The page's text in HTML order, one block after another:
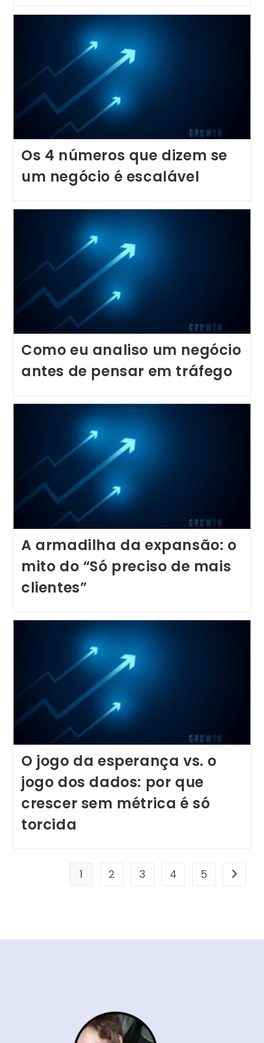
Os 4 números que dizem se
um negócio é escalável
Como eu analiso um negócio
antes de pensar em tráfego
A armadilha da expansão: o
mito do “Só preciso de mais
clientes”
O jogo da esperança vs. o
jogo dos dados: por que
crescer sem métrica é só
torcida
1 2 3 4 5